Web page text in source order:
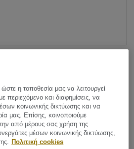
Δείτε όλα τα σχέδια (27)
η τοποθεσία μας να λειτουργεί
περιεχόμενο και διαφημίσεις, να
κοινωνικής δικτύωσης και να
μας. Επίσης, κοινοποιούμε
από μέρους σας χρήση της
μέσων κοινωνικής δικτύωσης,
Πολιτική cookies